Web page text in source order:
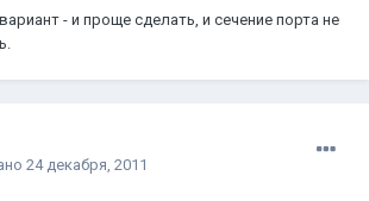
- и проще сделать, и сечение порта не
24 декабря, 2011